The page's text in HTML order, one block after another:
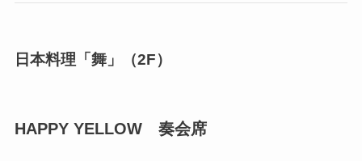
日本料理「舞」（2F）
HAPPY YELLOW 奏会席